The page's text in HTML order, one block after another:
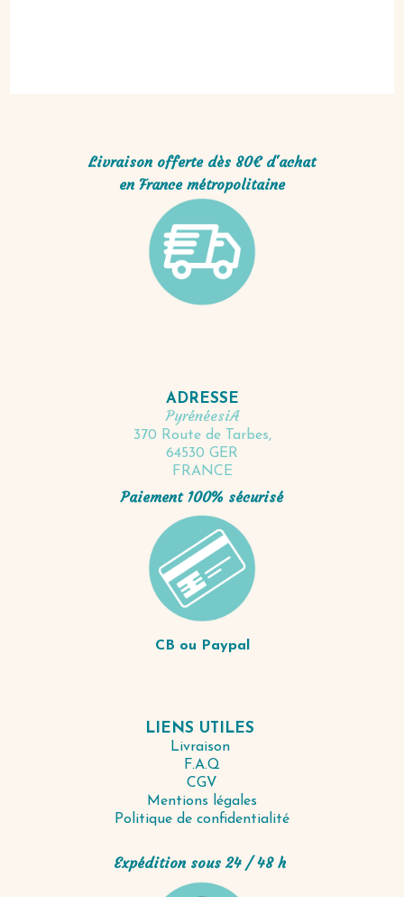
Livraison offerte dès 80€ d'achat
en France métropolitaine
ADRESSE
PyrénéesiA
370 Route de Tarbes,
64530 GER
FRANCE
Paiement 100% sécurisé
CB ou Paypal
LIENS UTILES
Livraison
F.A.Q
CGV
Mentions légales
Politique de confidentialité
Expédition sous 24 / 48 h